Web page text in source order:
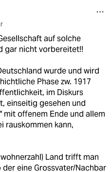
auf solche
gar nicht vorbereitet!!
wurde und wird
Phase zw. 1917
im Diskurs
einseitig gesehen und
mit offenem Ende und allem
rauskommen kann,
Land trifft man
der eine Grossvater/Nachbar